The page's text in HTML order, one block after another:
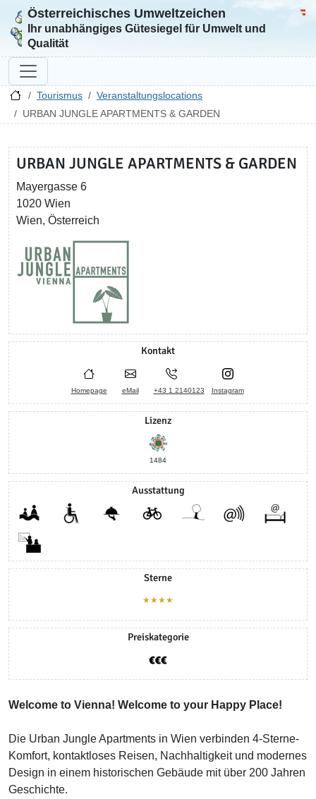
Zur Startseite
Österreichisches Umweltzeichen
Ihr unabhängiges Gütesiegel für Umwelt und
Qualität
Tourismus
Veranstaltungslocations
URBAN JUNGLE APARTMENTS & GARDEN
URBAN JUNGLE APARTMENTS & GARDEN
Mayergasse 6
1020 Wien
Wien, Österreich
Kontakt
Homepage eMail +43 1 2140123 Instagram
Lizenz
1484
Ausstattung
Sterne
★★★★
Preiskategorie
Welcome to Vienna! Welcome to your Happy Place!
Die Urban Jungle Apartments in Wien verbinden 4-Sterne-
Komfort, kontaktloses Reisen, Nachhaltigkeit und modernes
Design in einem historischen Gebäude mit über 200 Jahren
Geschichte.